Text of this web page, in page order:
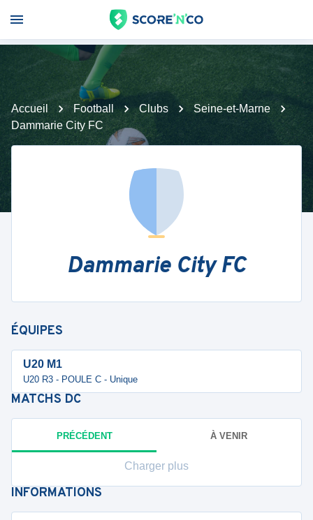
Accueil Football Clubs
Seine-et-Marne
Dammarie City FC
Dammarie City FC
ÉQUIPES
U20 M1
U20 R3 - POULE C - Unique
MATCHS DC
PRÉCÉDENT À VENIR
Charger plus
INFORMATIONS